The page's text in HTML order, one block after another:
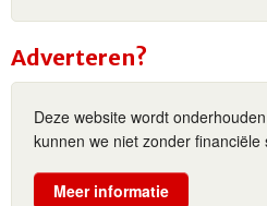
Adverteren?
Deze website wordt
kunnen we niet zonder financiële
Meer informatie